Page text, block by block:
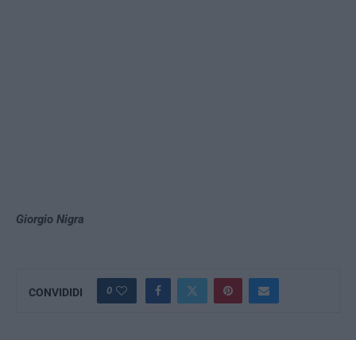
Giorgio Nigra
CONVIDIDI 0